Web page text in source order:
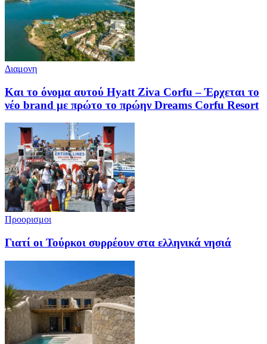
Διαμονη
Και το όνομα αυτού Hyatt Ziva Corfu – Έρχεται το
νέο brand με πρώτο το πρώην Dreams Corfu Resort
Προορισμοι
Γιατί οι Τούρκοι συρρέουν στα ελληνικά νησιά